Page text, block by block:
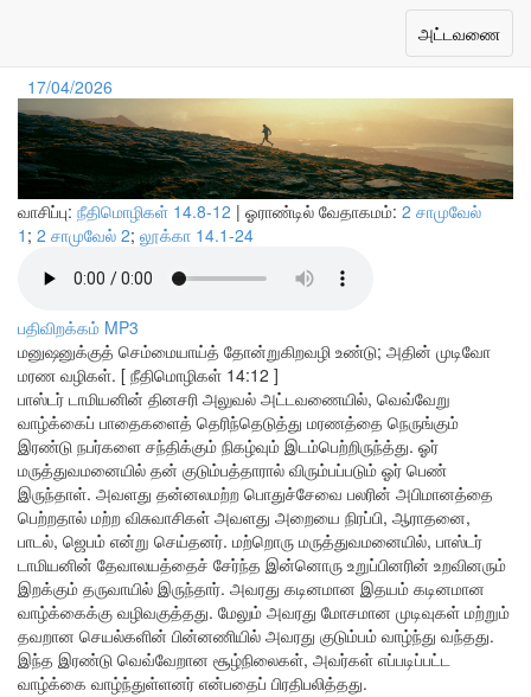
Toggle
navigation
அட்டவணை
17/04/2026
வாசிப்பு: நீதிமொழிகள் 14.8-12 | ஓராண்டில் வேதாகமம்: 2 சாமுவேல்
1 ; 2 சாமுவேல் 2; லூக்கா 14.1-24
பதிவிறக்கம் MP3
மனுஷனுக்குத் செம்மையாய்த் தோன்றுகிறவழி உண்டு; அதின் முடிவோ
மரண வழிகள். [ நீதிமொழிகள் 14:12 ]
பாஸ்டர் டாமியனின் தினசரி அலுவல் அட்டவணையில், வெவ்வேறு
வாழ்க்கைப் பாதைகளைத் தெரிந்தெடுத்து மரணத்தை நெருங்கும்
இரண்டு நபர்களை சந்திக்கும் நிகழ்வும் இடம்பெற்றிருந்த்து. ஓர்
மருத்துவமனையில் தன் குடும்பத்தாரால் விரும்பப்படும் ஓர் பெண்
இருந்தாள். அவளது தன்னலமற்ற பொதுச்சேவை பலரின் அபிமானத்தை
பெற்றதால் மற்ற விசுவாசிகள் அவளது அறையை நிரப்பி, ஆராதனை,
பாடல், ஜெபம் என்று செய்தனர். மற்றொரு மருத்துவமனையில், பாஸ்டர்
டாமியனின் தேவாலயத்தைச் சேர்ந்த இன்னொரு உறுப்பினரின் உறவினரும்
இறக்கும் தருவாயில் இருந்தார். அவரது கடினமான இதயம் கடினமான
வாழ்க்கைக்கு வழிவகுத்தது. மேலும் அவரது மோசமான முடிவுகள் மற்றும்
தவறான செயல்களின் பின்னணியில் அவரது குடும்பம் வாழ்ந்து வந்தது.
இந்த இரண்டு வெவ்வேறான சூழ்நிலைகள், அவர்கள் எப்படிப்பட்ட
வாழ்க்கை வாழ்ந்துள்ளனர் என்பதைப் பிரதிபலித்தது.